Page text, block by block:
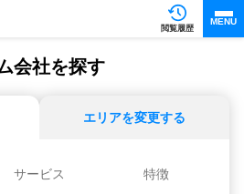
閲覧履歴
MENU
会社を探す
エリアを変更する
サービス 特徴